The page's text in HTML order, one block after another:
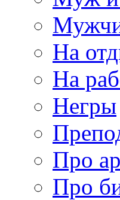
На
На
Негры
Про
Про